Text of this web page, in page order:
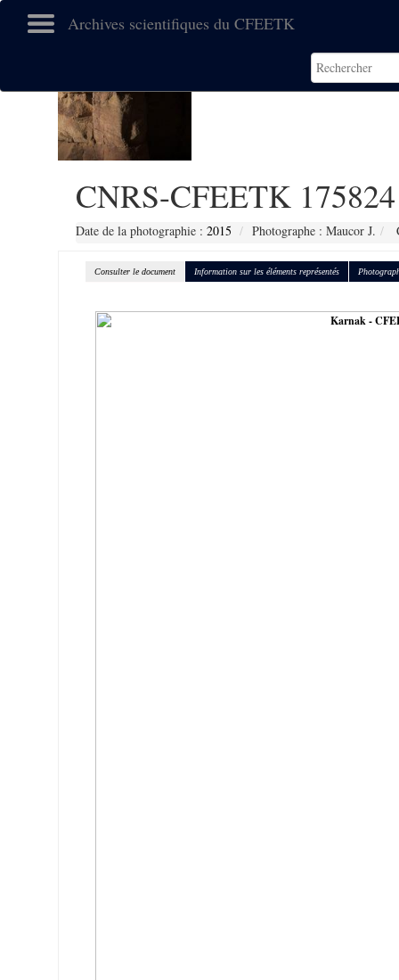
Archives scientifiques du CFEETK
CNRS-CFEETK 175824
Date de la photographie : 2015 Photographe : Maucor J.
Consulter le document Information sur les éléments représentés